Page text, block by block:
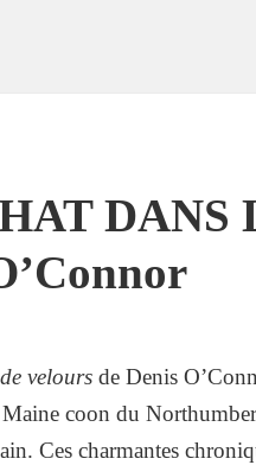
DANS
velours de Denis
coon du
Ces charmantes